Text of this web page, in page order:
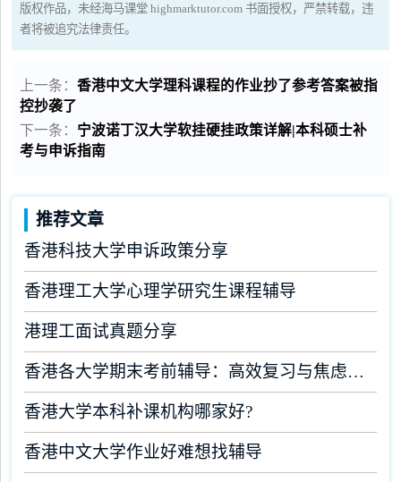
版权作品，未经海马课堂 highmarktutor.com 书面授权，严禁转载，违
者将被追究法律责任。
上一条：香港中文大学理科课程的作业抄了参考答案被指
控抄袭了
下一条： 宁波诺丁汉大学软挂硬挂政策详解|本科硕士补
考与申诉指南
推荐文章
香港科技大学申诉政策分享
香港理工大学心理学研究生课程辅导
港理工面试真题分享
香港各大学期末考前辅导：高效复习与焦虑缓解全攻略
香港大学本科补课机构哪家好?
香港中文大学作业好难想找辅导